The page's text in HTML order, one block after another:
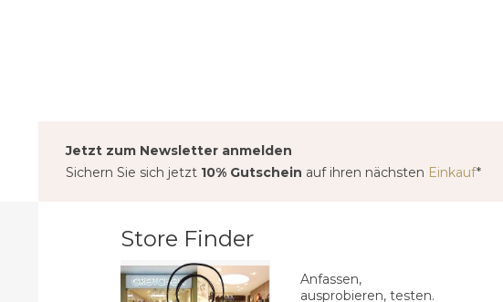
Jetzt zum Newsletter anmelden
Sichern Sie sich jetzt 10% Gutschein auf ihren nächsten Einkauf*
Store Finder
Anfassen,
ausprobieren, testen.